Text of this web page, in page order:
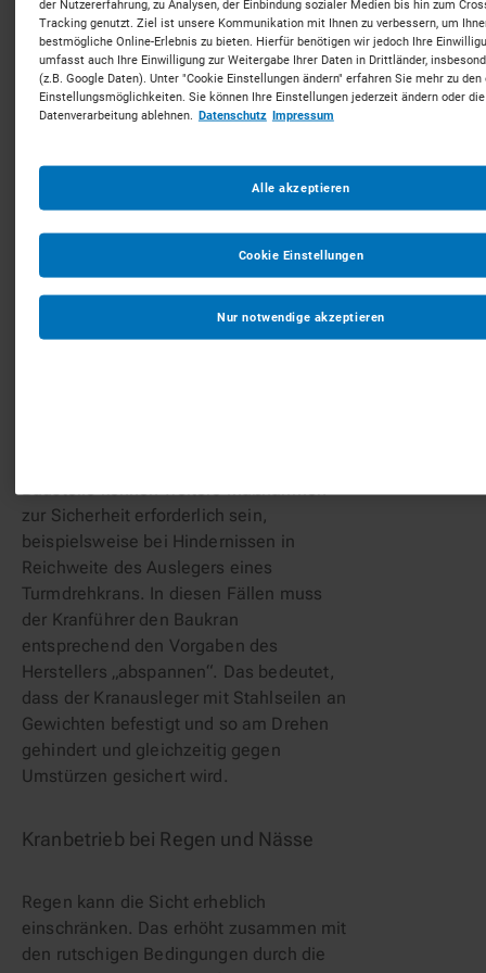
Drehwerksbremse offen sein und in
gelöstem Zustand arretiert werden. Das
gewährleistet, dass sich der Baukran mit
dem Wind drehen und seine
Angriffsfläche zugunsten der Stabilität
außerdem dafür sorgen, dass:
• Lasten sowie Lastaufnahme- und
Anschlagmittel ausgehängt sind,
• der Lasthaken hochgezogen wird und
Baustelle können weitere Maßnahmen
zur Sicherheit erforderlich sein,
beispielsweise bei Hindernissen in
Reichweite des Auslegers eines
Turmdrehkrans. In diesen Fällen muss
der Kranführer den Baukran
entsprechend den Vorgaben des
Herstellers „abspannen“. Das bedeutet,
dass der Kranausleger mit Stahlseilen an
Gewichten befestigt und so am Drehen
gehindert und gleichzeitig gegen
Umstürzen gesichert wird.
Kranbetrieb bei Regen und Nässe
Regen kann die Sicht erheblich
einschränken. Das erhöht zusammen mit
den rutschigen Bedingungen durch die
der Nutzererfahrung, zu Analysen, der Einbindung sozialer Medien bis hin zum
Tracking genutzt. Ziel ist unsere Kommunikation mit Ihnen zu verbessern, um
bestmögliche Online-Erlebnis zu bieten. Hierfür benötigen wir jedoch Ihre
umfasst auch Ihre Einwilligung zur Weitergabe Ihrer Daten in Drittländer,
(z.B. Google Daten). Unter "Cookie Einstellungen ändern" erfahren Sie mehr zu den
Einstellungsmöglichkeiten. Sie können Ihre Einstellungen jederzeit ändern oder die
Datenverarbeitung ablehnen. Datenschutz Impressum
Nur notwendige akzeptieren
Alle akzeptieren
Cookie Einstellungen